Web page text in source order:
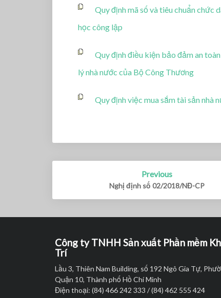
Quy định mã số và tiêu chuẩn chức
học công lập
Quy định điều kiện bảo đảm an
lý nhà nước của Bộ Công Thương
Quy định việc mua sắm tài sản
navigation
Previous
Nghị định số 02/2018/NĐ-CP
Công ty TNHH Sản xuất Phần mềm
Trí
Lầu 3, Thiên Nam Building, số 192 Ngô Gia Tự,
Quận 10, Thành phố Hồ Chí Minh
Điện thoại: (84) 466 242 333 / (84) 462 555 424